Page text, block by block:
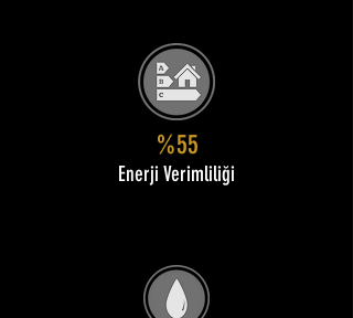
%55
Enerji Verimliliği